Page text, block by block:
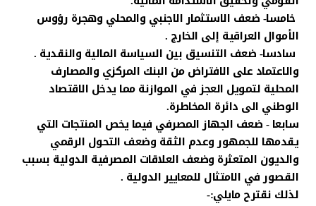
خامسا- ضعف الاستثمار الاجنبي والمحلي وهجرة رؤوس
الأموال العراقية إلى الخارج .
سادسا- ضعف التنسيق بين السياسة المالية والنقدية .
والاعتماد على الافتراض من البنك المركزي والمصارف
المحلية لتمويل العجز في الموازنة مما يدخل الاقتصاد
الوطني الى دائرة المخاطرة.
سابعا - ضعف الجهاز المصرفي فيما يخص المنتجات التي
يقدمها للجمهور وعدم الثقة وضعف التحول الرقمي
والديون المتعثرة وضعف العلاقات المصرفية الدولية بسبب
القصور في الامتثال للمعايير الدولية .
لذلك نقترح مايلي:-